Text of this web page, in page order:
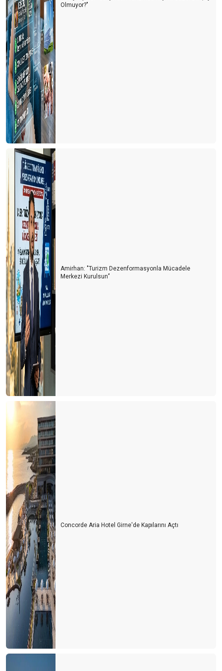
Olmuyor?"
Amirhan: "Turizm Dezenformasyonla Mücadele
Merkezi Kurulsun’’
Concorde Aria Hotel Girne'de Kapılarını Açtı